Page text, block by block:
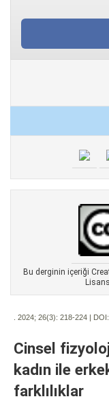
Bu derginin içeriği
. 2024; 26(3): 218-224 | DOI:
Cinsel
kadın ile
farklılıklar